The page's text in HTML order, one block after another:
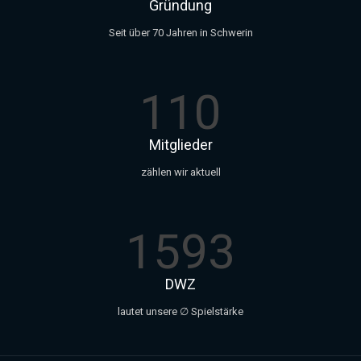
Gründung
Seit über 70 Jahren in Schwerin
110
Mitglieder
zählen wir aktuell
1593
DWZ
lautet unsere ∅ Spielstärke